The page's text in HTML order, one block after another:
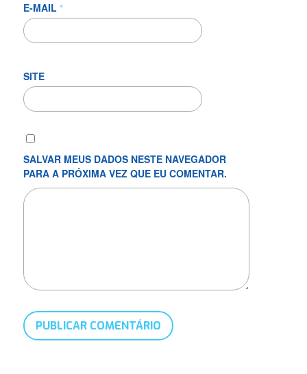
E-MAIL *
SITE
SALVAR MEUS DADOS NESTE NAVEGADOR
PARA A PRÓXIMA VEZ QUE EU COMENTAR.